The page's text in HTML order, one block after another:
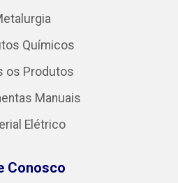
Químicos
os Produtos
Manuais
Elétrico
Conosco